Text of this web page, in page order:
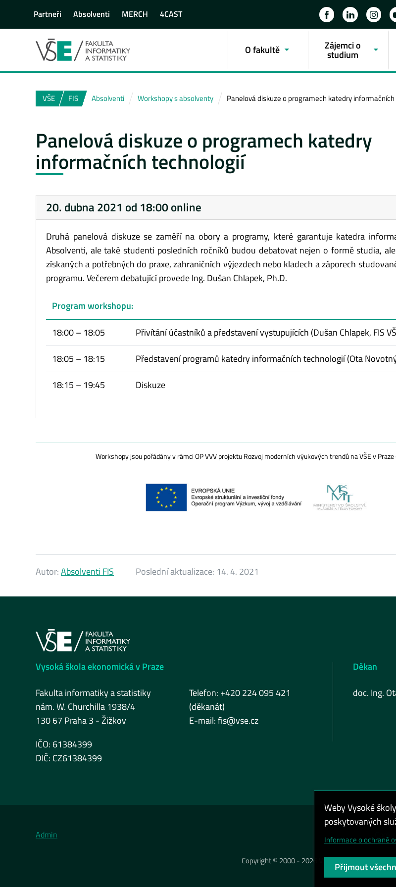
Partneři Absolventi MERCH 4CAST
O fakultě Zájemci o
studium
VŠE FIS Absolventi Workshopy s absolventy Panelová diskuze o programech katedry
Panelová diskuze o programech katedry
informačních technologií
20. dubna 2021 od 18:00 online
Druhá panelová diskuze se zaměří na obory a programy, které garantuje katedra
Absolventi, ale také studenti posledních ročníků budou debatovat nejen o formě studia,
získaných a potřebných do praxe, zahraničních výjezdech nebo kladech a záporech
programu. Večerem debatující provede Ing. Dušan Chlapek, Ph.D.
Program workshopu:
18:00 – 18:05
Přivítání účastníků a představení vystupujících (Dušan Chlapek, FIS
18:05 – 18:15
Představení programů katedry informačních technologií (Ota
18:15 – 19:45
Diskuze
Workshopy jsou pořádány v rámci OP VVV projektu Rozvoj moderních výukových trendů na VŠE v Praze
Autor:Absolventi FIS Poslední aktualizace: 14. 4. 2021
Vysoká škola ekonomická v Praze
Fakulta informatiky a statistiky
nám. W. Churchilla 1938/4
130 67 Praha 3 - Žižkov
Telefon: +420 224 095 421
(děkanát)
E-mail:fis@vse.cz
IČO: 61384399
DIČ: CZ61384399
Děkan
doc. Ing.
Admin
Copyright © 2000 - 2026 Vysoká škola
Weby Vysoké
poskytovaných
Informace o ochraně
Přijmout